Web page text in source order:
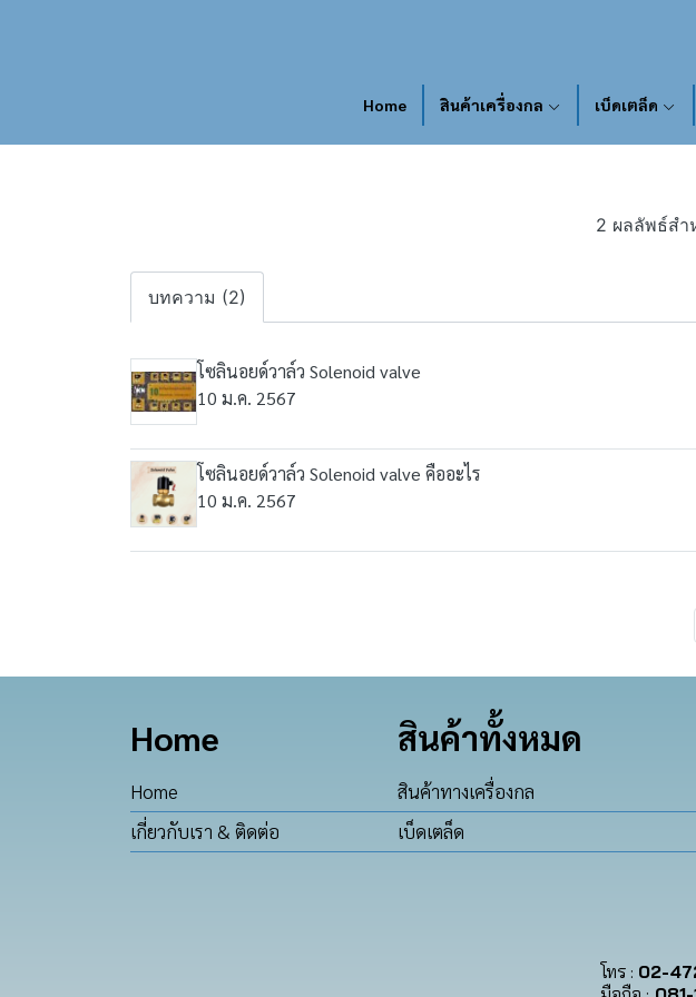
Home สินค้าเครื่องกล เบ็ดเตล็ด
2 ผลลัพธ์สำ
บทความ (2)
โซลินอยด์วาล์ว Solenoid valve
10 ม.ค. 2567
โซลินอยด์วาล์ว Solenoid valve คืออะไร
10 ม.ค. 2567
Home
Home
เกี่ยวกับเรา & ติดต่อ
สินค้าทั้งหมด
สินค้าทางเครื่องกล
เบ็ดเตล็ด
โทร : 02-